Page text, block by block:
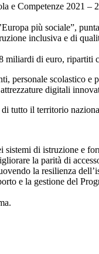
Competenze 2021
più sociale”,
inclusiva e di
miliardi di euro, ripartiti
personale scolastico e
digitali
tutto il territorio
di istruzione e
la parità di
la resilienza
e la gestione del